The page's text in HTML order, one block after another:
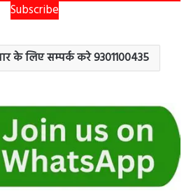
Subscribe
के लिए सम्पर्क करे 9301100435